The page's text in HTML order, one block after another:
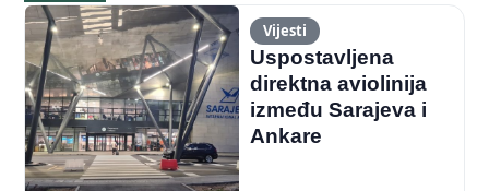
Vijesti
Uspostavljena
direktna aviolinija
između Sarajeva i
Ankare